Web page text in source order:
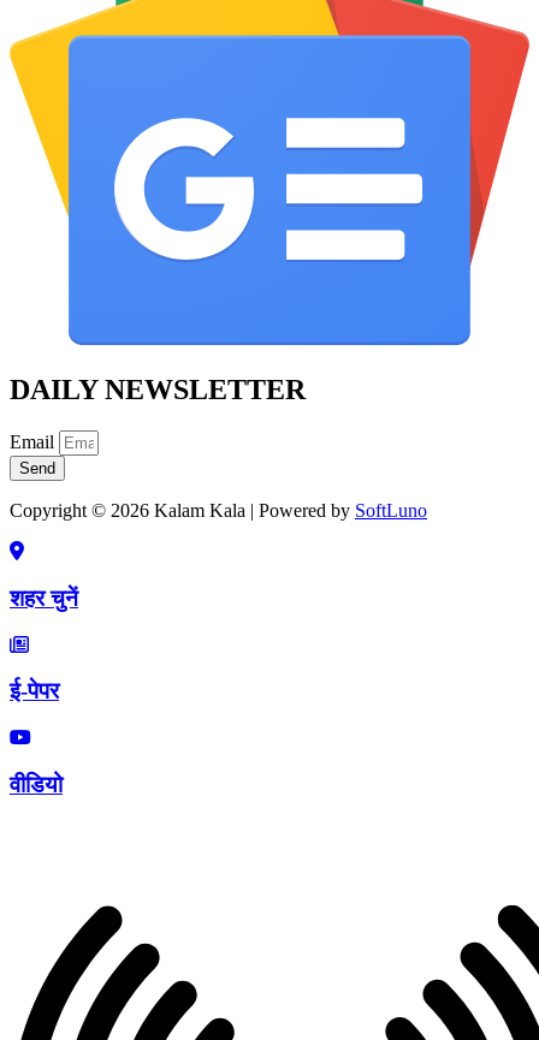
DAILY NEWSLETTER
Email
Send
Copyright © 2026 Kalam Kala | Powered by SoftLuno
शहर चुनें
ई-पेपर
वीडियो